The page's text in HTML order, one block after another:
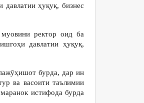
ҳуқуқ, бизнес
ректор оид ба
давлатии ҳуқуқ,
бурда, дар ин
ва васоити таълимии
истифода бурда